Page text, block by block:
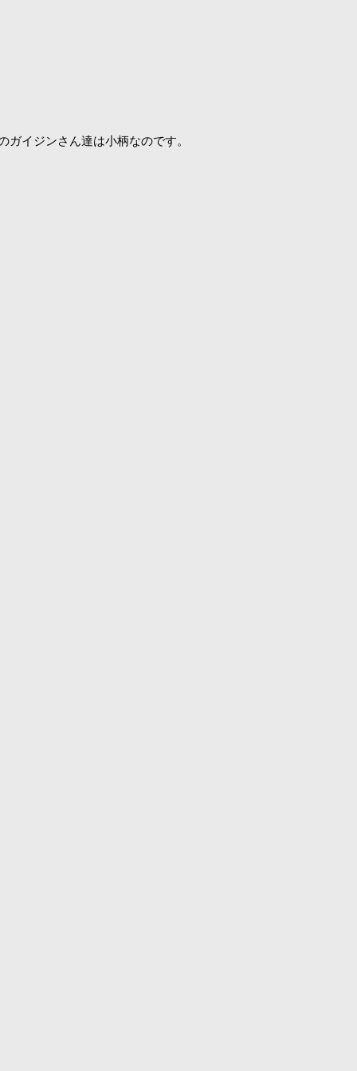
イジンさん達は小柄なのです。